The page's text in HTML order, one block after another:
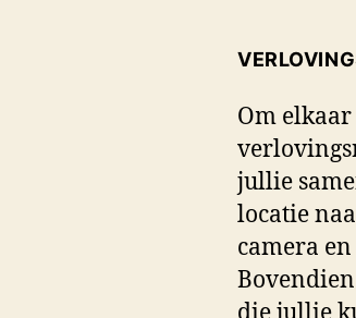
Om
jullie
locatie
camera
die jullie